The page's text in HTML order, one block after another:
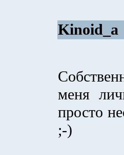
Kinoid_a
меня
просто
;-)